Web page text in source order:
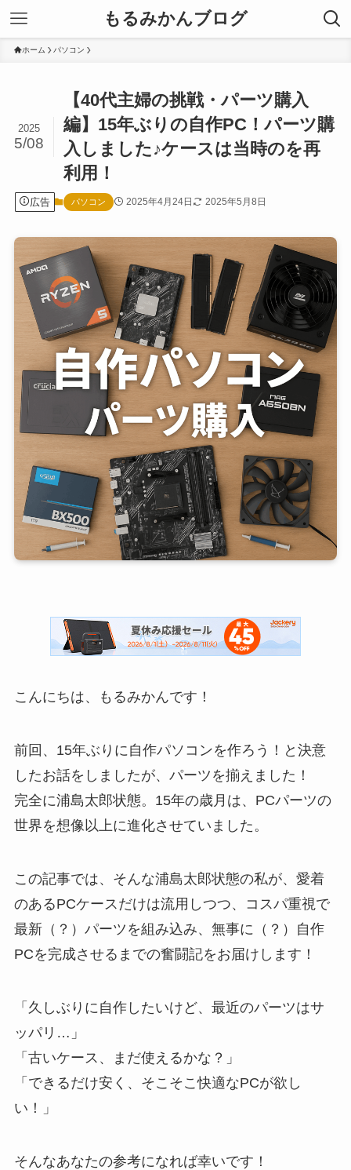
もるみかんブログ
ホーム パソコン
【40代主婦の挑戦・パーツ購入
編】15年ぶりの自作PC！パーツ購
入しました♪ケースは当時のを再
利用！
2025
5/08
広告 パソコン 2025年4月24日 2025年5月8日
こんにちは、もるみかんです！
前回、15年ぶりに自作パソコンを作ろう！と決意
したお話をしましたが、パーツを揃えました！
完全に浦島太郎状態。15年の歳月は、PCパーツの
世界を想像以上に進化させていました。
この記事では、そんな浦島太郎状態の私が、愛着
のあるPCケースだけは流用しつつ、コスパ重視で
最新（？）パーツを組み込み、無事に（？）自作
PCを完成させるまでの奮闘記をお届けします！
「久しぶりに自作したいけど、最近のパーツはサ
ッパリ…」
「古いケース、まだ使えるかな？」
「できるだけ安く、そこそこ快適なPCが欲し
い！」
そんなあなたの参考になれば幸いです！